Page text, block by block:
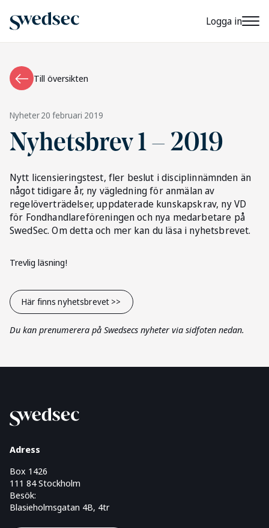
Logga in
Till översikten
Nyheter20 februari 2019
Nyhetsbrev 1 – 2019
Nytt licensieringstest, fler beslut i disciplinnämnden än
något tidigare år, ny vägledning för anmälan av
regelöverträdelser, uppdaterade kunskapskrav, ny VD
för Fondhandlareföreningen och nya medarbetare på
SwedSec. Om detta och mer kan du läsa i nyhetsbrevet.
Trevlig läsning!
Här finns nyhetsbrevet >>
Du kan prenumerera på Swedsecs nyheter via sidfoten nedan.
Adress
Box 1426
111 84 Stockholm
Besök:
Blasieholmsgatan 4B, 4tr